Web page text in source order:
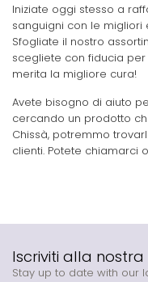
Iniziate oggi stesso a
sanguigni con le
Sfogliate il nostro
scegliete con fiducia
merita la migliore cura!
Avete bisogno di aiuto
cercando un prodotto
Chissà, potremmo
clienti. Potete chiamarci
Iscriviti alla
Stay up to date with our